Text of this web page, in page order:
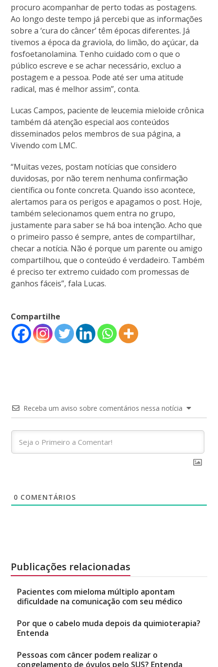
procuro acompanhar de perto todas as postagens.
Ao longo deste tempo já percebi que as informações
sobre a ‘cura do câncer’ têm épocas diferentes. Já
tivemos a época da graviola, do limão, do açúcar, da
fosfoetanolamina. Tenho cuidado com o que o
público escreve e se achar necessário, excluo a
postagem e a pessoa. Pode até ser uma atitude
radical, mas é melhor assim”, conta.
Lucas Campos, paciente de leucemia mieloide crônica
também dá atenção especial aos conteúdos
disseminados pelos membros de sua página, a
Vivendo com LMC.
“Muitas vezes, postam notícias que considero
duvidosas, por não terem nenhuma confirmação
científica ou fonte concreta. Quando isso acontece,
alertamos para os perigos e apagamos o post. Hoje,
também selecionamos quem entra no grupo,
justamente para saber se há boa intenção. Acho que
o primeiro passo é sempre, antes de compartilhar,
checar a notícia. Não é porque um parente ou amigo
compartilhou, que o conteúdo é verdadeiro. Também
é preciso ter extremo cuidado com promessas de
ganhos fáceis”, fala Lucas.
Compartilhe
Receba um aviso sobre comentários nessa notícia
0 COMENTÁRIOS
Publicações relacionadas
Pacientes com mieloma múltiplo apontam
dificuldade na comunicação com seu médico
Por que o cabelo muda depois da quimioterapia?
Entenda
Pessoas com câncer podem realizar o
congelamento de óvulos pelo SUS? Entenda